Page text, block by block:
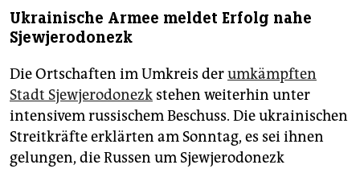
Ukrainische Armee meldet Erfolg nahe
Sjewjerodonezk
Die Ortschaften im Umkreis derumkämpften
Stadt Sjewjerodonezk stehen weiterhin unter
intensivem russischem Beschuss. Die ukrainischen
Streitkräfte erklärten am Sonntag, es sei ihnen
gelungen, die Russen um Sjewjerodonezk